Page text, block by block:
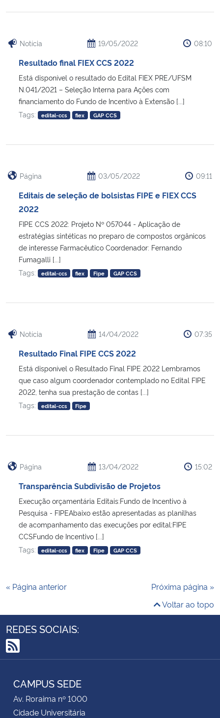
Notícia 19/05/2022 08:10
Resultado final FIEX CCS 2022
Está disponível o resultado do Edital FIEX PRE/UFSM
N.041/2021 – Seleção Interna para Ações com
financiamento do Fundo de Incentivo à Extensão [...]
Tags:
edital-ccs fiex GAP CCS
Página 03/05/2022 09:11
Editais de seleção de bolsistas FIPE e FIEX CCS
2022
FIPE CCS 2022: Projeto Nº 057044 - Aplicação de
estratégias sintéticas no preparo de compostos orgânicos
de interesse Farmacêutico Coordenador: Fernando
Fumagalli [...]
Tags:
edital-ccs fiex Fipe GAP CCS
Notícia 14/04/2022 07:35
Resultado Final FIPE CCS 2022
Está disponível o Resultado Final FIPE 2022 Lembramos
que caso algum coordenador contemplado no Edital FIPE
2022, tenha sua prestação de contas [...]
Tags:
edital-ccs Fipe
Página 13/04/2022 15:02
Transparência Subdivisão de Projetos
Execução orçamentária Editais:Fundo de Incentivo à
Pesquisa - FIPEAbaixo estão apresentadas as planilhas
de acompanhamento das execuções por edital:FIPE
CCSFundo de Incentivo [...]
Tags:
edital-ccs fiex Fipe GAP CCS
« Página anterior
Próxima página »
Voltar ao topo
REDES SOCIAIS:
RSS
CAMPUS SEDE
Av. Roraima nº 1000
Cidade Universitária